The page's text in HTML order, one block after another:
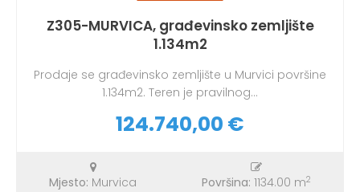
Z305-MURVICA, građevinsko zemljište
1.134m2
Prodaje se građevinsko zemljište u Murvici površine
1.134m2. Teren je pravilnog...
124.740,00 €
Mjesto: Murvica Površina: 1134.00 m2